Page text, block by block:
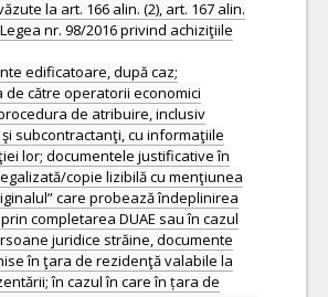
la art. 166 alin. (2), art. 167 alin.
nr. 98/2016 privind achiziţiile
edificatoare, după caz;
de către operatorii economici
de atribuire, inclusiv
subcontractanţi, cu informaţiile
lor; documentele justificative în
copie lizibilă cu menţiunea
care probează îndeplinirea
completarea DUAE sau în cazul
juridice străine, documente
în ţara de rezidenţă valabile la
în cazul în care în țara de